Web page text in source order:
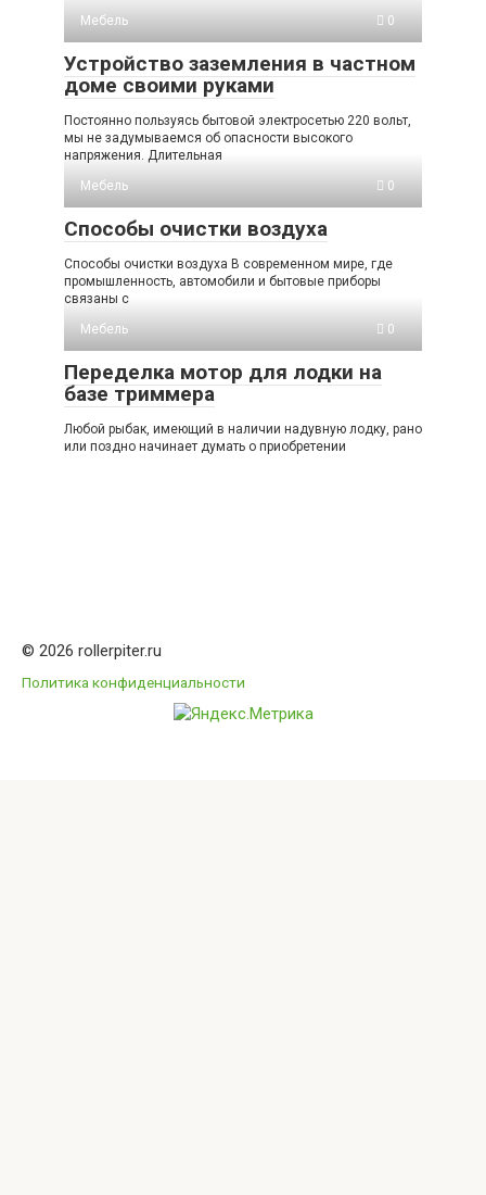
Мебель
0
Устройство заземления в частном
доме своими руками
Постоянно пользуясь бытовой электросетью 220 вольт,
мы не задумываемся об опасности высокого
напряжения. Длительная
Мебель
0
Способы очистки воздуха
Способы очистки воздуха В современном мире, где
промышленность, автомобили и бытовые приборы
связаны с
Мебель
0
Переделка мотор для лодки на
базе триммера
Любой рыбак, имеющий в наличии надувную лодку, рано
или поздно начинает думать о приобретении
© 2026 rollerpiter.ru
Политика конфиденциальности